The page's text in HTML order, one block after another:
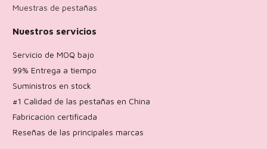
Muestras de pestañas
Nuestros servicios
Servicio de MOQ bajo
99% Entrega a tiempo
Suministros en stock
#1 Calidad de las pestañas en China
Fabricación certificada
Reseñas de las principales marcas